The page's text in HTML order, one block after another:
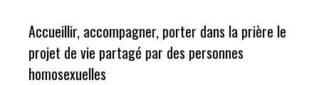
Accueillir, accompagner, porter dans la prière le
projet de vie partagé par des personnes
homosexuelles